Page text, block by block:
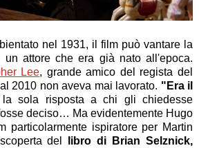
nel 1931, il film può vantare la
un attore che era già nato all'epoca.
Lee, grande amico del regista del
2010 non aveva mai lavorato. "Era il
sola risposta a chi gli chiedesse
deciso… Ma evidentemente Hugo
particolarmente ispiratore per Martin
del
libro di Brian Selznick,